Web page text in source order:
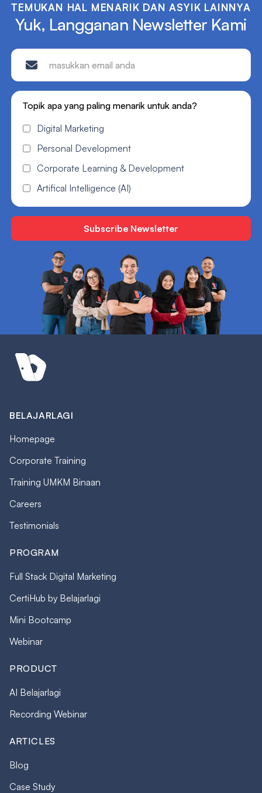
TEMUKAN HAL MENARIK DAN ASYIK LAINNYA
Yuk, Langganan Newsletter Kami
Topik apa yang paling menarik untuk anda?
Digital Marketing
Personal Development
Corporate Learning & Development
Artifical Intelligence (AI)
BELAJARLAGI
Homepage
Corporate Training
Training UMKM Binaan
Careers
Testimonials
PROGRAM
Full Stack Digital Marketing
CertiHub by Belajarlagi
Mini Bootcamp
Webinar
PRODUCT
AI Belajarlagi
Recording Webinar
ARTICLES
Blog
Case Study